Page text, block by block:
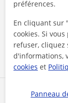
Partagez ce
En cliquant sur
préférences.
En cliquant sur
cookies. Si
refuser, cliquez
d'informations,
cookies et
Panneau